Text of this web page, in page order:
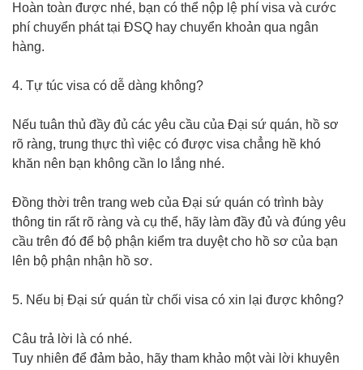
Hoàn toàn được nhé, bạn có thể nộp lệ phí visa và cước
phí chuyển phát tại ĐSQ hay chuyển khoản qua ngân
hàng.
4. Tự túc visa có dễ dàng không?
Nếu tuân thủ đầy đủ các yêu cầu của Đại sứ quán, hồ sơ
rõ ràng, trung thực thì việc có được visa chẳng hề khó
khăn nên bạn không cần lo lắng nhé.
Đồng thời trên trang web của Đại sứ quán có trình bày
thông tin rất rõ ràng và cụ thể, hãy làm đầy đủ và đúng yêu
cầu trên đó để bộ phận kiểm tra duyệt cho hồ sơ của bạn
lên bộ phận nhận hồ sơ.
5. Nếu bị Đại sứ quán từ chối visa có xin lại được không?
Câu trả lời là có nhé.
Tuy nhiên để đảm bảo, hãy tham khảo một vài lời khuyên